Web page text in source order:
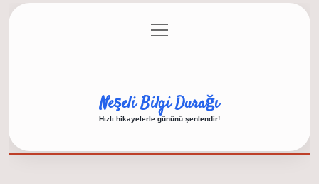
Gizlilik Politikası
menüyü
aç
Neşeli Bilgi Durağı
Hızlı hikayelerle gününü şenlendir!